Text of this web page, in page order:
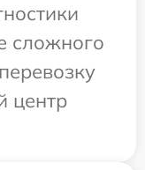
сложного
центр